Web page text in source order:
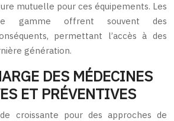
mutuelle pour ces équipements. Les
gamme offrent souvent des
permettant l’accès à des
génération.
DES MÉDECINES
ET PRÉVENTIVES
croissante pour des approches de